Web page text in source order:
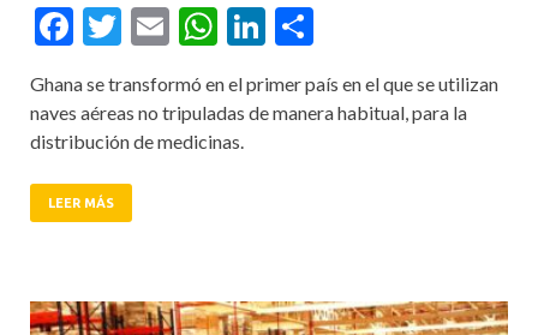
Facebook
Twitter
EmailWhatsApp
LinkedIn
Ghana se transformó en el primer país en el que se utilizan
naves aéreas no tripuladas de manera habitual, para la
distribución de medicinas.
LEER MÁS